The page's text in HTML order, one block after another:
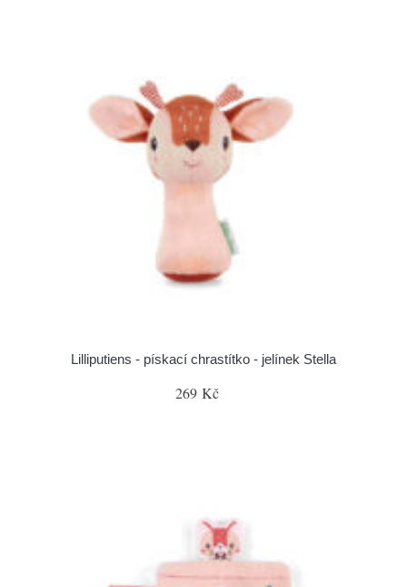
Lilliputiens - pískací chrastítko - jelínek Stella
269 Kč